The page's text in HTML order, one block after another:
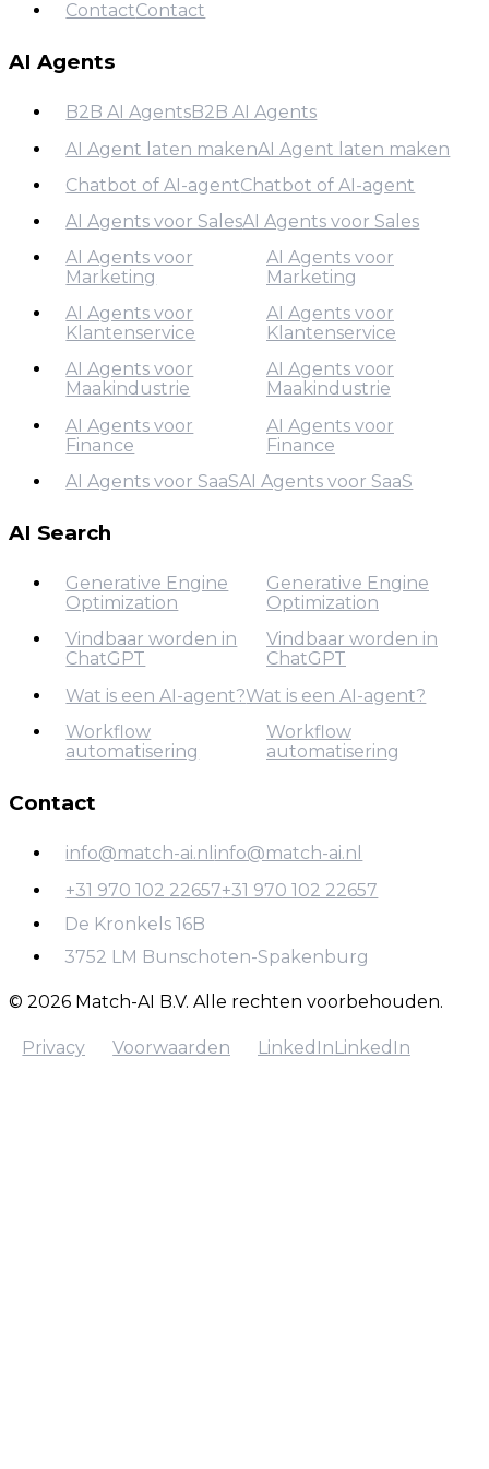
Over Ons
ContactContact
AI Agents
B2B AI Agents
B2B AI Agents
B2B AI Agents
AI Agent laten maken
AI Agent laten maken
AI Agent laten maken
Chatbot of AI-agent
Chatbot of AI-agent
Chatbot of AI-agent
AI Agents voor Sales
AI Agents voor Sales
AI Agents voor Sales
AI Agents voor
Marketing
AI Agents voor
Marketing
AI Agents voor
Marketing
AI Agents voor
Klantenservice
AI Agents voor
Klantenservice
AI Agents voor
Klantenservice
AI Agents voor
Maakindustrie
AI Agents voor
Maakindustrie
AI Agents voor
Maakindustrie
AI Agents voor
Finance
Finance
AI Agents voor
Finance
AI Agents voor SaaS
AI Agents voor SaaS
AI Agents voor SaaS
AI Search
Generative Engine
Optimization
Generative Engine
Optimization
Generative Engine
Optimization
Vindbaar worden in
ChatGPT
Vindbaar worden in
ChatGPT
Vindbaar worden in
ChatGPT
Wat is een AI-agent?
Wat is een AI-agent?
Wat is een AI-agent?
Workflow
automatisering
Workflow
Workflow
automatisering
Contact
info@match-ai.nl
info@match-ai.nl
info@match-ai.nl
+31 970 102 22657
+31 970 102 22657
+31 970 102 22657
De Kronkels 16B
3752 LM Bunschoten-Spakenburg
© 2026 Match-AI B.V. Alle rechten voorbehouden.
Privacy
Voorwaarden
LinkedInLinkedIn